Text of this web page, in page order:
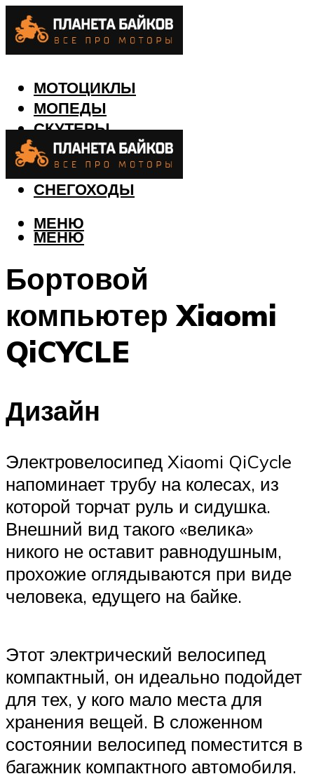
МОТОЦИКЛЫ
МОПЕДЫ
СКУТЕРЫ
КВАДРОЦИКЛЫ
ЛОДКИ
СНЕГОХОДЫ
МЕНЮ
МЕНЮ
Бортовой
компьютер Xiaomi
QiCYCLE
Дизайн
Электровелосипед Xiaomi QiCycle
напоминает трубу на колесах, из
которой торчат руль и сидушка.
Внешний вид такого «велика»
никого не оставит равнодушным,
прохожие оглядываются при виде
человека, едущего на байке.
Этот электрический велосипед
компактный, он идеально подойдет
для тех, у кого мало места для
хранения вещей. В сложенном
состоянии велосипед поместится в
багажник компактного автомобиля.